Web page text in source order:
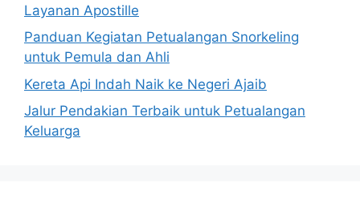
Layanan Apostille
Panduan Kegiatan Petualangan Snorkeling
untuk Pemula dan Ahli
Kereta Api Indah Naik ke Negeri Ajaib
Jalur Pendakian Terbaik untuk Petualangan
Keluarga